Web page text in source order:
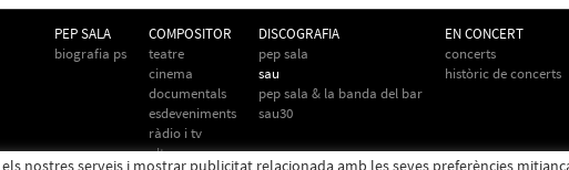
PEP SALA
biografia ps
COMPOSITOR
teatre
cinema
documentals
esdeveniments
ràdio i tv
altres
DISCOGRAFIA
pep sala
sau
pep sala & la banda del bar
sau30
EN CONCERT
concerts
històric de concerts
nostres serveis i mostrar publicitat relacionada amb les seves preferències